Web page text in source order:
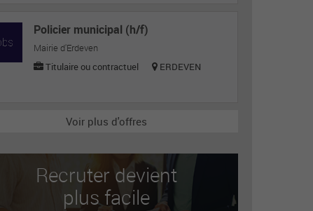
Policier municipal (h/f)
Mairie d'Erdeven
Titulaire ou contractuel
ERDEVEN
Voir plus d'offres
Recruter devient
plus facile